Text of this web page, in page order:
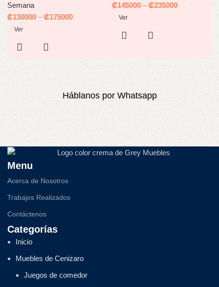
Semana
₡130000 –₡175000
Ver
₡145000 –₡235000
Ver
Háblanos por Whatsapp
Menu
Acerca de Nosotros
Trabajos Realizados
Contáctenos
Categorías
Inicio
Muebles de Cenizaro
Juegos de comedor